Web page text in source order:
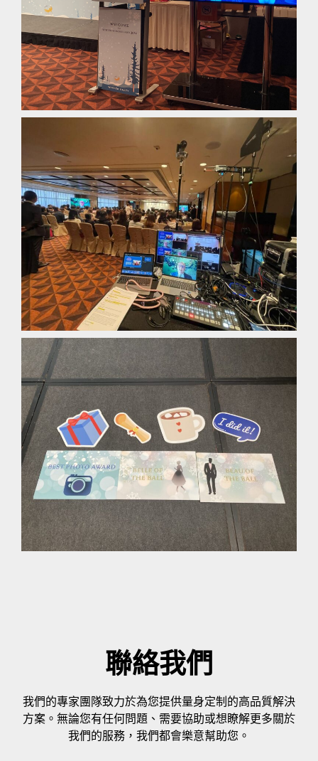
聯絡我們
我們的專家團隊致力於為您提供量身定制的高品質解決
方案。無論您有任何問題、需要協助或想瞭解更多關於
我們的服務，我們都會樂意幫助您。